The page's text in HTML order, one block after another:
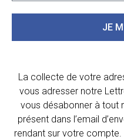
JE
La collecte de votre
vous adresser notre
vous désabonner à tout
présent dans l’email
rendant sur votre